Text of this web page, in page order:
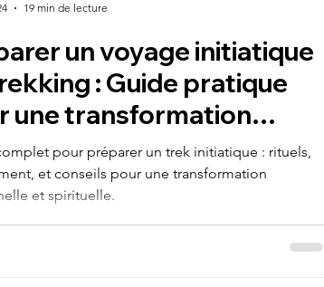
un voyage initiatique
: Guide pratique
une transformation
pour préparer un trek initiatique : rituels,
et conseils pour une transformation
et spirituelle.
19 min de lecture